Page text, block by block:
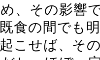
、その影響
食の間でも
こせば、そ